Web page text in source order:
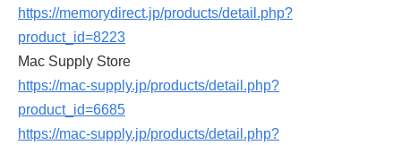
https://memorydirect.jp/products/detail.php?
product_id=8223
Mac Supply Store
https://mac-supply.jp/products/detail.php?
product_id=6685
https://mac-supply.jp/products/detail.php?